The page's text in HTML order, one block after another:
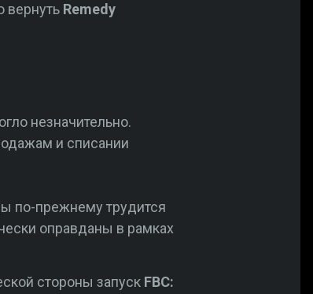
вернуть Remedy
незначительно.
и списании
по-прежнему трудится
оправданы в рамках
стороны запуск FBC: